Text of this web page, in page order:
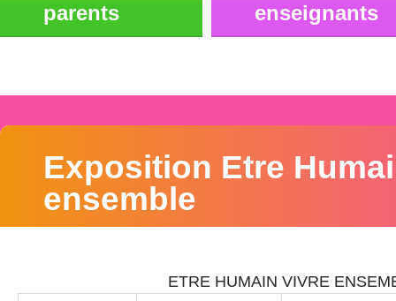
parents
enseignants
Exposition Etre
ensemble
ETRE HUMAIN VIVRE